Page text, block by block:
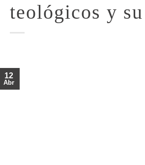
teológicos y
12
Abr